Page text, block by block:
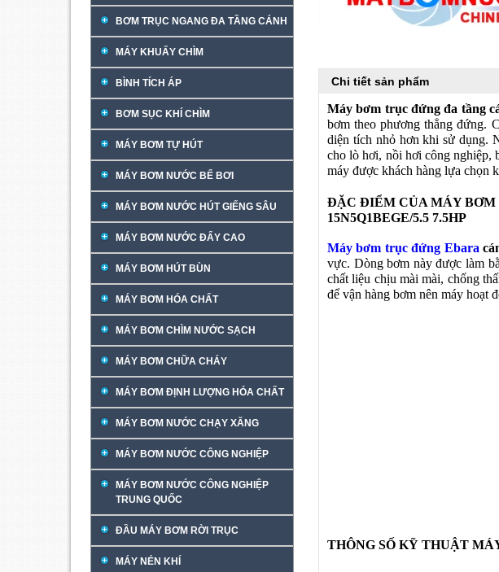
BƠM TRỤC NGANG ĐA TẦNG CÁNH
MÁY KHUẤY CHÌM
BÌNH TÍCH ÁP
BƠM SỤC KHÍ CHÌM
MÁY BƠM TỰ HÚT
MÁY BƠM NƯỚC BỂ BƠI
MÁY BƠM NƯỚC HÚT GIẾNG SÂU
MÁY BƠM NƯỚC ĐẨY CAO
MÁY BƠM HÚT BÙN
MÁY BƠM HÓA CHẤT
MÁY BƠM CHÌM NƯỚC SẠCH
MÁY BƠM CHỮA CHÁY
MÁY BƠM ĐỊNH LƯỢNG HÓA CHẤT
MÁY BƠM NƯỚC CHẠY XĂNG
MÁY BƠM NƯỚC CÔNG NGHIỆP
MÁY BƠM NƯỚC CÔNG NGHIỆP
TRUNG QUỐC
ĐẦU MÁY BƠM RỜI TRỤC
MÁY NÉN KHÍ
Chi tiết sản phẩm
Máy bơm trục đứng đa tầng
bơm theo phương thẳng đứng.
diện tích nhỏ hơn khi sử dụng.
cho lò hơi, nồi hơi công nghiệp,
máy được khách hàng lựa chọn
ĐẶC ĐIỂM CỦA MÁY
15N5Q1BEGE/5.5 7.5HP
Máy bơm trục đứng Ebara
vực. Dòng bơm này được làm
chất liệu chịu mài mài, chống
để vận hàng bơm nên máy hoạt
THÔNG SỐ KỸ THUẬT